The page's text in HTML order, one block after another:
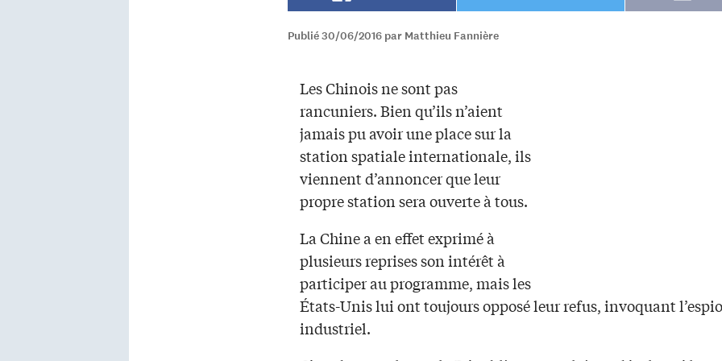
Publié 30/06/2016 par Matthieu Fannière
Les Chinois ne sont pas
rancuniers. Bien qu’ils n’aient
jamais pu avoir une place sur la
station spatiale internationale, ils
viennent d’annoncer que leur
propre station sera ouverte à tous.
La Chine a en effet exprimé à
plusieurs reprises son intérêt à
participer au programme, mais les
États-Unis lui ont toujours opposé leur refus, invoquant
industriel.